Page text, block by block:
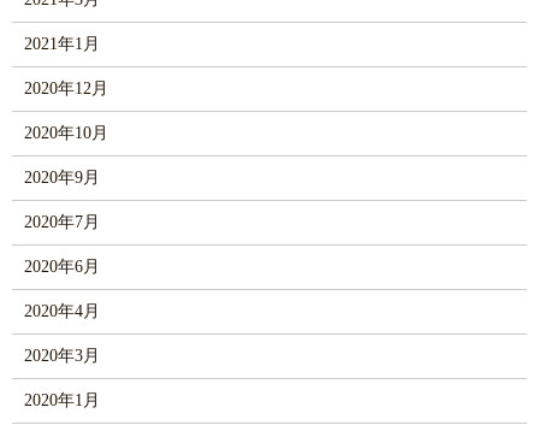
2021年1月
2020年12月
2020年10月
2020年9月
2020年7月
2020年6月
2020年4月
2020年3月
2020年1月